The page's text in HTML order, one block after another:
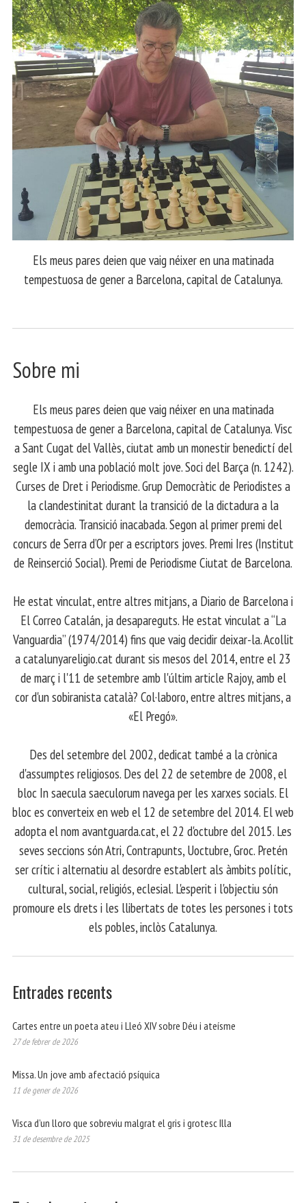
Els meus pares deien que vaig néixer en una matinada
tempestuosa de gener a Barcelona, capital de Catalunya.
Sobre mi
Els meus pares deien que vaig néixer en una matinada
tempestuosa de gener a Barcelona, capital de Catalunya. Visc
a Sant Cugat del Vallès, ciutat amb un monestir benedictí del
segle IX i amb una població molt jove. Soci del Barça (n. 1242).
Curses de Dret i Periodisme. Grup Democràtic de Periodistes a
la clandestinitat durant la transició de la dictadura a la
democràcia. Transició inacabada. Segon al primer premi del
concurs de Serra d’Or per a escriptors joves. Premi Ires (Institut
de Reinserció Social). Premi de Periodisme Ciutat de Barcelona.
​ He estat vinculat, entre altres mitjans, a Diario de Barcelona i
El Correo Catalán, ja desapareguts. He estat vinculat a “La
Vanguardia” (1974/2014) fins que vaig decidir deixar-la. Acollit
a catalunyareligio.cat durant sis mesos del 2014, entre el 23
de març i l'11 de setembre amb l'últim article Rajoy, amb el
cor d'un sobiranista català? Col·laboro, entre altres mitjans, a
«El Pregó».
​ Des del setembre del 2002, dedicat també a la crònica
d'assumptes religiosos. Des del 22 de setembre de 2008, el
bloc In saecula saeculorum navega per les xarxes socials. El
bloc es converteix en web el 12 de setembre del 2014. El web
adopta el nom avantguarda.cat, el 22 d'octubre del 2015. Les
seves seccions són Atri, Contrapunts, Uoctubre, Groc. Pretén
ser crític i alternatiu al desordre establert als àmbits polític,
cultural, social, religiós, eclesial. L'esperit i l'objectiu són
promoure els drets i les llibertats de totes les persones i tots
els pobles, inclòs Catalunya.
Entrades recents
Cartes entre un poeta ateu i Lleó XIV sobre Déu i ateísme
27 de febrer de 2026
Missa. Un jove amb afectació psíquica
11 de gener de 2026
Visca d’un lloro que sobreviu malgrat el gris i grotesc Illa
31 de desembre de 2025